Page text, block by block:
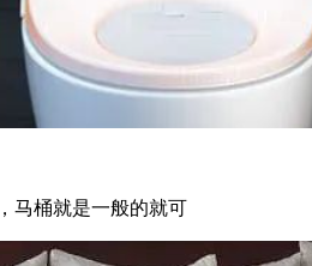
马桶就是一般的就可